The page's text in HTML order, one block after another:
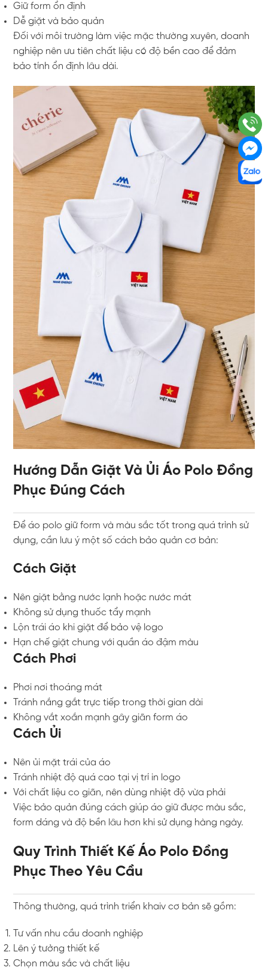
Giữ form ổn định
Dễ giặt và bảo quản
Đối với môi trường làm việc mặc thường xuyên, doanh
nghiệp nên ưu tiên chất liệu có độ bền cao để đảm
bảo tính ổn định lâu dài.
Hướng Dẫn Giặt Và Ủi Áo Polo Đồng
Phục Đúng Cách
Để áo polo giữ form và màu sắc tốt trong quá trình sử
dụng, cần lưu ý một số cách bảo quản cơ bản:
Cách Giặt
Nên giặt bằng nước lạnh hoặc nước mát
Không sử dụng thuốc tẩy mạnh
Lộn trái áo khi giặt để bảo vệ logo
Hạn chế giặt chung với quần áo đậm màu
Cách Phơi
Phơi nơi thoáng mát
Tránh nắng gắt trực tiếp trong thời gian dài
Không vắt xoắn mạnh gây giãn form áo
Cách Ủi
Nên ủi mặt trái của áo
Tránh nhiệt độ quá cao tại vị trí in logo
Với chất liệu co giãn, nên dùng nhiệt độ vừa phải
Việc bảo quản đúng cách giúp áo giữ được màu sắc,
form dáng và độ bền lâu hơn khi sử dụng hàng ngày.
Quy Trình Thiết Kế Áo Polo Đồng
Phục Theo Yêu Cầu
Thông thường, quá trình triển khaiv cơ bản sẽ gồm:
Tư vấn nhu cầu doanh nghiệp
Lên ý tưởng thiết kế
Chọn màu sắc và chất liệu